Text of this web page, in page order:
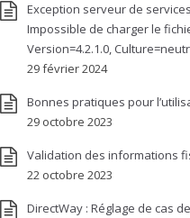
Exception serveur de
Impossible de charger le
Version=4.2.1.0,
29 février 2024
Bonnes pratiques pour
29 octobre 2023
Validation des informations
22 octobre 2023
DirectWay : Réglage de cas